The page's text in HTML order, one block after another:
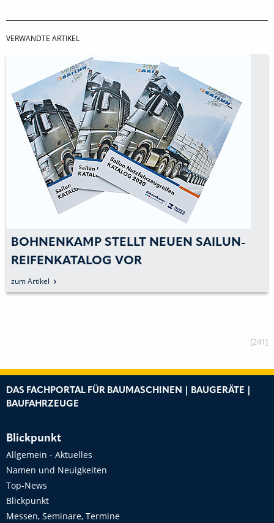
VERWANDTE ARTIKEL
BOHNENKAMP STELLT NEUEN SAILUN-
REIFENKATALOG VOR
zum Artikel
[241]
DAS FACHPORTAL FÜR BAUMASCHINEN | BAUGERÄTE |
BAUFAHRZEUGE
Blickpunkt
Allgemein - Aktuelles
Namen und Neuigkeiten
Top-News
Blickpunkt
Messen, Seminare, Termine